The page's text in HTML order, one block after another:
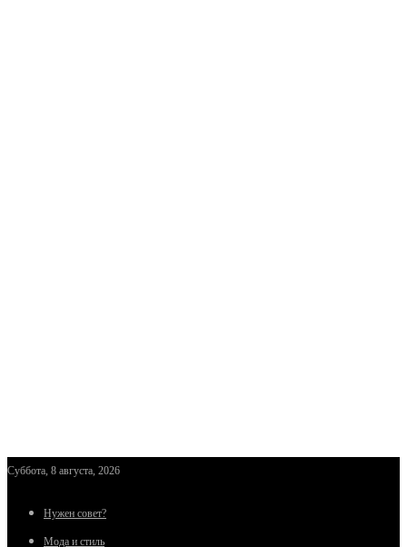
Суббота, 8 августа, 2026
Нужен совет?
Мода и стиль